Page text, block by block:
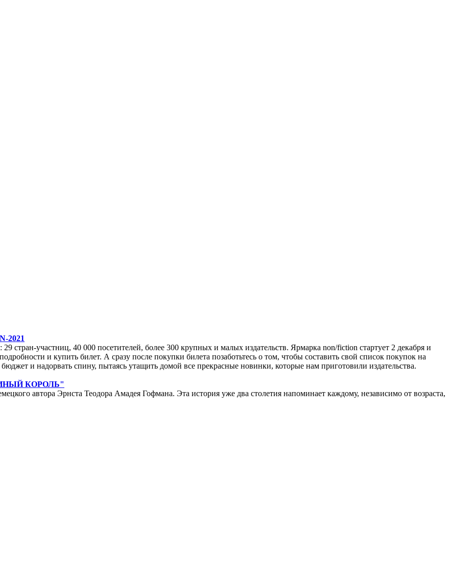
2021
стран-участниц, 40 000 посетителей, более 300 крупных и малых издательств. Ярмарка non/fiction стартует 2 декабря и
и купить билет. А сразу после покупки билета позаботьтесь о том, чтобы составить свой список покупок на
и надорвать спину, пытаясь утащить домой все прекрасные новинки, которые нам приготовили издательства.
КОРОЛЬ"
автора Эрнста Теодора Амадея Гофмана. Эта история уже два столетия напоминает каждому, независимо от возраста,